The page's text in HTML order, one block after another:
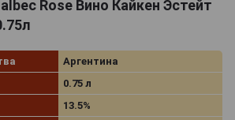
Rose Вино Кайкен Эстейт
Аргентина
0.75 л
13.5%